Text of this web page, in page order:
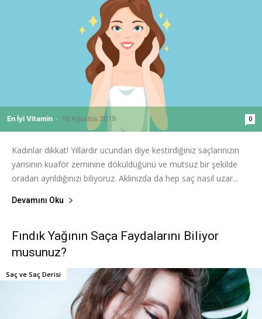
En İyi Vitamin - 16 Ağustos 2019 0
Kadınlar dikkat! Yıllardır ucundan diye kestirdiğiniz saçlarınızın
yarısının kuaför zeminine döküldüğünü ve mutsuz bir şekilde
oradan ayrıldığınızı biliyoruz. Aklınızda da hep saç nasıl uzar...
Devamını Oku
Fındık Yağının Saça Faydalarını Biliyor
musunuz?
Saç ve Saç Derisi